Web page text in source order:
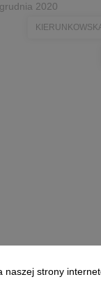
2020
naszej strony